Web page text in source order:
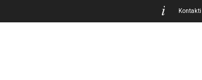
Kontakti